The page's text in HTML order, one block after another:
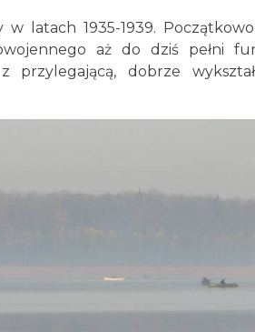
latach 1935-1939. Początkowo
aż do dziś pełni
dobrze